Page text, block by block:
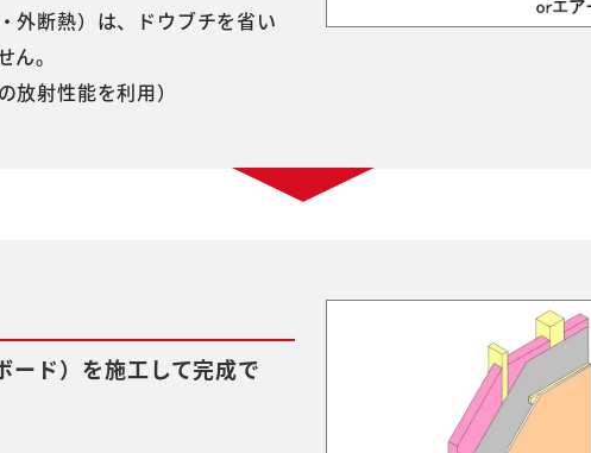
外断熱）は、ドウブチを省い
ん。
放射性能を利用）
ード）を施工して完成で